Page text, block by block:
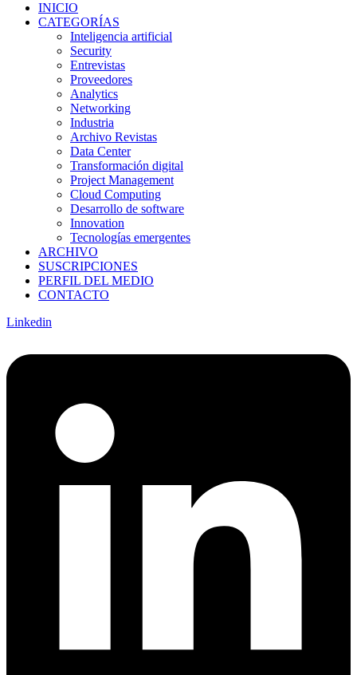
INICIO
CATEGORÍAS
Inteligencia artificial
Security
Entrevistas
Proveedores
Analytics
Networking
Industria
Archivo Revistas
Data Center
Transformación digital
Project Management
Cloud Computing
Desarrollo de software
Innovation
Tecnologías emergentes
ARCHIVO
SUSCRIPCIONES
PERFIL DEL MEDIO
CONTACTO
Linkedin